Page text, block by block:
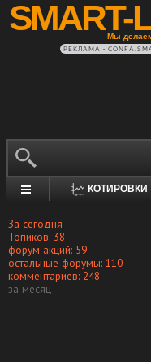
SMART-
Мы
РЕКЛАМА •
КОТИРОВКИ
За сегодня
Топиков: 38
форум акций: 59
остальные форумы: 110
комментариев: 248
за месяц